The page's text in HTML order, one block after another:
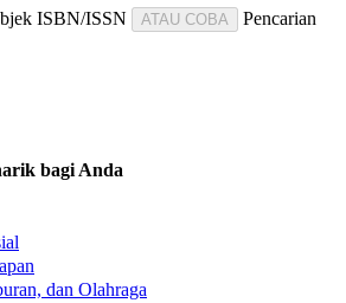
ISBN/ISSN ATAU COBA
Pencarian
bagi Anda
dan Olahraga